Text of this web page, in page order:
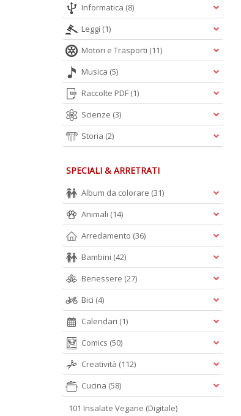
Digitale
0.90 €
I MIEI DOLCI N.2
La Bontà Della Frutta
Cartacea
1.50 €
Digitale
0.90 €
Informatica (8)
Leggi (1)
Motori e Trasporti (11)
Musica (5)
Raccolte PDF (1)
Scienze (3)
Storia (2)
SPECIALI & ARRETRATI
Album da colorare (31)
Animali (14)
Arredamento (36)
Bambini (42)
Benessere (27)
Bici (4)
Calendari (1)
Comics (50)
Creatività (112)
Cucina (58)
101 Insalate Vegane (Digitale)